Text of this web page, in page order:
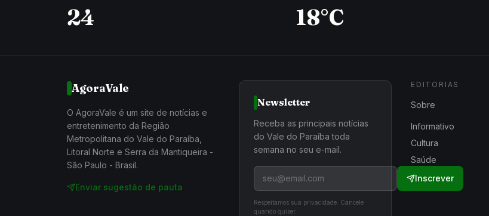
24 18°C
AgoraVale
O AgoraVale é um site de notícias e
entretenimento da Região
Metropolitana do Vale do Paraíba,
Litoral Norte e Serra da Mantiqueira -
São Paulo - Brasil.
Enviar sugestão de pauta
Newsletter
Receba as principais notícias
do Vale do Paraíba toda
semana no seu e-mail.
Inscrever
Respeitamos sua privacidade. Cancele
quando quiser.
EDITORIAS
Sobre
Informativo
Cultura
Saúde